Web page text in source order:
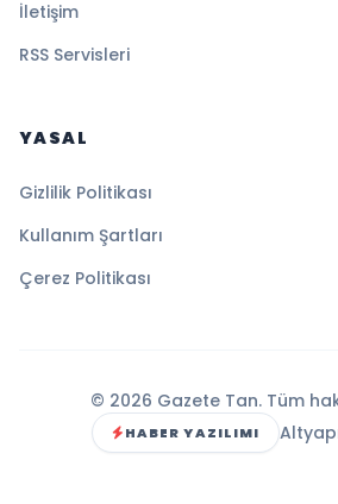
İletişim
RSS Servisleri
YASAL
Gizlilik Politikası
Kullanım Şartları
Çerez Politikası
© 2026 Gazete Tan. Tüm
HABER YAZILIMI